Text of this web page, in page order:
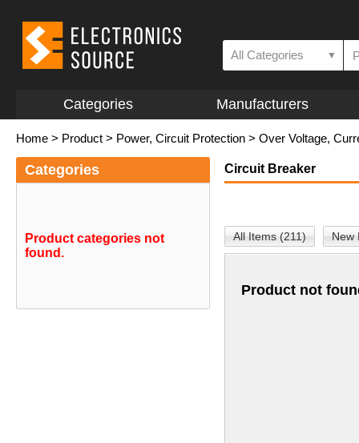
All Categories ▼
Categories Manufacturers
Home > Product > Power, Circuit Protection > Over Voltage,
Categories
Product categories not
found.
Circuit Breaker
All Items (211) New
Product not